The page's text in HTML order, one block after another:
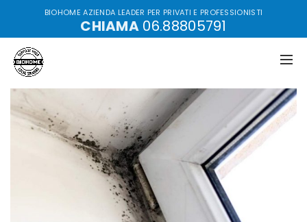
BIOHOME AZIENDA LEADER PER PRIVATI E PROFESSIONISTI
CHIAMA 06.88805791